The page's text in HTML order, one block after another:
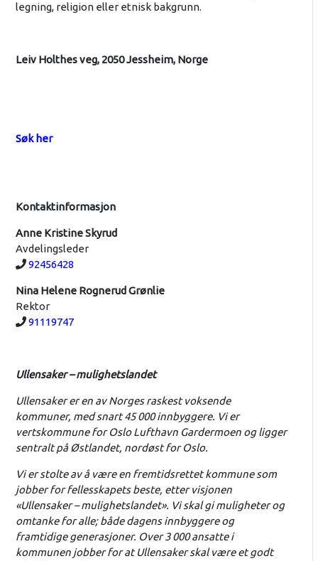
legning, religion eller etnisk bakgrunn.
Leiv Holthes veg, 2050 Jessheim, Norge
Søk her
Kontaktinformasjon
Anne Kristine Skyrud
Avdelingsleder
Telefon:
92456428
Nina Helene Rognerud Grønlie
Rektor
Telefon:
91119747
Ullensaker – mulighetslandet
Ullensaker er en av Norges raskest voksende
kommuner, med snart 45 000 innbyggere. Vi er
vertskommune for Oslo Lufthavn Gardermoen og ligger
sentralt på Østlandet, nordøst for Oslo.
Vi er stolte av å være en fremtidsrettet kommune som
jobber for fellesskapets beste, etter visjonen
«Ullensaker – mulighetslandet». Vi skal gi muligheter og
omtanke for alle; både dagens innbyggere og
framtidige generasjoner. Over 3 000 ansatte i
kommunen jobber for at Ullensaker skal være et godt